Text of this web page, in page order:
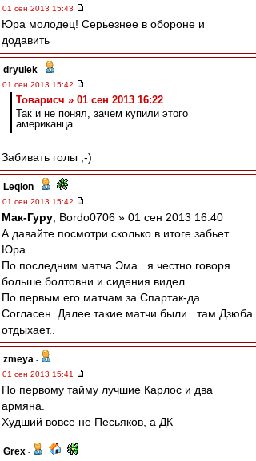
01 сен 2013 15:43
Юра молодец! Серьезнее в обороне и
додавить
dryulek -
01 сен 2013 15:42
Товарисч » 01 сен 2013 16:22
Так и не понял, зачем купили этого
американца.
Забивать голы ;-)
Leqion -
01 сен 2013 15:42
Мак-Гуру , Bordo0706 » 01 сен 2013 16:40
А давайте посмотри сколько в итоге забьет
Юра.
По последним матча Эма...я честно говоря
больше болтовни и сидения видел.
По первым его матчам за Спартак-да.
Согласен. Далее такие матчи были...там Дзюба
отдыхает..
zmeya -
01 сен 2013 15:41
По первому тайму лучшие Карлос и два
армяна.
Худший вовсе не Песьяков, а ДК
Grex -